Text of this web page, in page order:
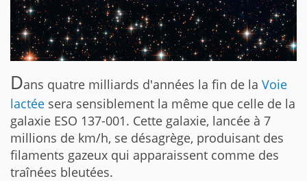
Dans quatre milliards d'années la fin de la Voie
lactée sera sensiblement la même que celle de la
galaxie ESO 137-001. Cette galaxie, lancée à 7
millions de km/h, se désagrège, produisant des
filaments gazeux qui apparaissent comme des
traînées bleutées.